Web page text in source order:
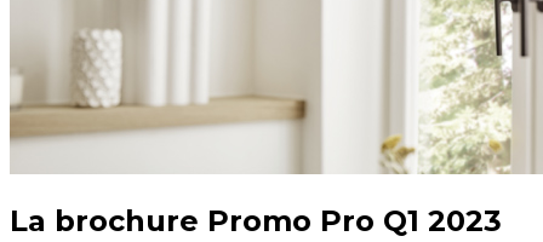
La brochure Promo Pro Q1 2023